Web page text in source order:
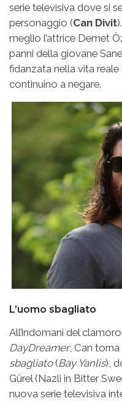
serie televisiva dove si
personaggio (Can Divit
meglio l’attrice Demet
panni della giovane
fidanzata nella vita
continuino a negare.
L’uomo sbagliato
All’indomani del
DayDreamer, Can torna
sbagliato(Bay Yanlis),
Gürel (Nazli in Bitter
nuova serie televisiva